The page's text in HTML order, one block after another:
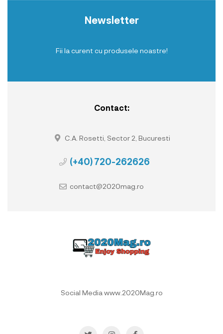
Newsletter
Fii la curent cu produsele noastre!
Contact:
C.A. Rosetti, Sector 2, Bucuresti
(+40) 720-262626
contact@2020mag.ro
Social Media www.2020Mag.ro